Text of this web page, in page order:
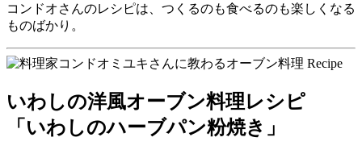
コンドオさんのレシピは、つくるのも食べるのも楽しくなる
ものばかり。
いわしの洋風オーブン料理レシピ
「いわしのハーブパン粉焼き」